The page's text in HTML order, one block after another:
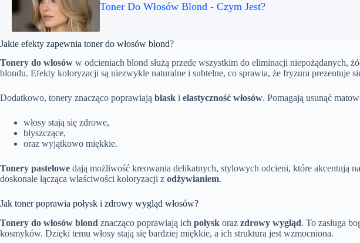
Toner Do Włosów Blond - Czym Jest?
Jakie efekty zapewnia toner do włosów blond?
Tonery do włosów w odcieniach blond służą przede wszystkim do eliminacji niepożądanych,
blondu. Efekty koloryzacji są niezwykle naturalne i subtelne, co sprawia, że fryzura prezentuje
Dodatkowo, tonery znacząco poprawiają blask i elastyczność włosów. Pomagają usunąć
włosy stają się zdrowe,
błyszczące,
oraz wyjątkowo miękkie.
Tonery pastelowe dają możliwość kreowania delikatnych, stylowych odcieni, które akcentują
doskonale łącząca właściwości koloryzacji z odżywianiem.
Jak toner poprawia połysk i zdrowy wygląd włosów?
Tonery do włosów blond znacząco poprawiają ich połysk oraz zdrowy wygląd. To zasługa
kosmyków. Dzięki temu włosy stają się bardziej miękkie, a ich struktura jest wzmocniona.